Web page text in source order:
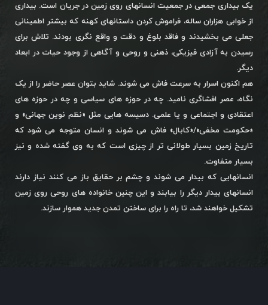
یک بیداری جمعی در جمعیت انسانهای روی زمین در جریان است. بیداری
از خوابی هزاران ساله، فراموش کردن داستانهای کهنه که بیشتر اطمینانی
جعلی می بخشیدند و فاقد بلوغ و دقت و واقع نگری بودند. تلاش برای
رسیدن به آزادی فیزیکی، ذهنی و روحی و آگاهی از وجود حیات در ابعاد
دیگر.
هم اکنون اسرار به سرعت فاش می شوند. شاید بتوان عصر حاضر را از یک
نگاه، عصر افشاگری نامید. چه در حوزه های سیاسی و چه در حوزه های
اعتقادی و اجتماعی و یا علمی. دسیسه هایی مثل «نظم نوین جهانی» و
«حکومت مخفی»/«کابال» فاش می شوند و انسان متوجه می شود که
تاریخ زمین بسیار طولانی تر از چیزی است که به وی گفته شده و نیز
بسیار متفاوت.
انسانهایی که بیدار می شوند و چشم بر حقایق باز می کنند نیاز دارند
انسانهای بیدار دیگر را بیابند و این چنین خانواده های روحی روی زمین
تشکیل خواهند شد، تا راه را برای ساختن تمدن جدید هموار سازند.